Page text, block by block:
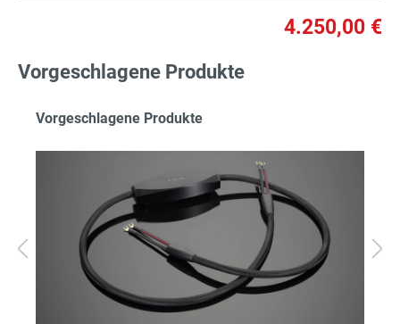
4.250,00 €
Vorgeschlagene Produkte
Vorgeschlagene Produkte